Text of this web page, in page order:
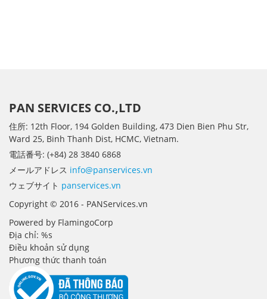
PAN SERVICES CO.,LTD
住所: 12th Floor, 194 Golden Building, 473 Dien Bien Phu Str,
Ward 25, Binh Thanh Dist, HCMC, Vietnam.
電話番号: (+84) 28 3840 6868
メールアドレス info@panservices.vn
ウェブサイト panservices.vn
Copyright © 2016 - PANServices.vn
Powered by FlamingoCorp
Địa chỉ: %s
Điều khoản sử dụng
Phương thức thanh toán